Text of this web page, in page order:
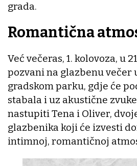
grada.
Romantična
Već večeras, 1. kolovoza, u
pozvani na glazbenu večer
gradskom parku, gdje će
stabala i uz akustične
nastupiti Tena i Oliver,
glazbenika koji će izvesti
intimnoj, romantičnoj